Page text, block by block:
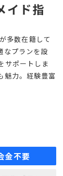
イド指
多数在籍して
なプランを設
サポートしま
魅力。経験豊富
金不要